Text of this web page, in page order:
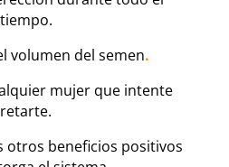
tiempo.
volumen del semen.
mujer que intente
retarte.
otros beneficios positivos